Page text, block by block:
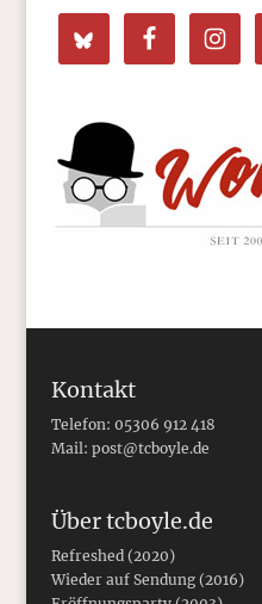
Kontakt
Telefon: 05306 912 418
Mail: post@tcboyle.de
Über tcboyle.de
Refreshed (2020)
Wieder auf Sendung (2016)